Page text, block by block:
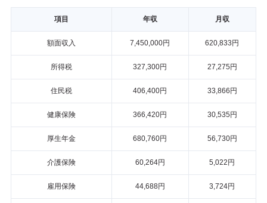
項目 年収 月収
額面収入 7,450,000円 620,833円
所得税 327,300円 27,275円
住民税 406,400円 33,866円
健康保険 366,420円 30,535円
厚生年金 680,760円 56,730円
介護保険 60,264円 5,022円
雇用保険 44,688円 3,724円